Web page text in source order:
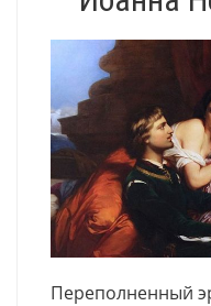
Переполненный